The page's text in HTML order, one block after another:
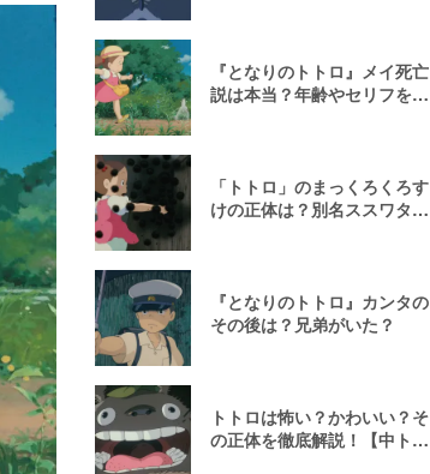
『となりのトトロ』メイ死亡
説は本当？年齢やセリフを深
「トトロ」のまっくろくろす
けの正体は？別名ススワタリ
『となりのトトロ』カンタの
その後は？兄弟がいた？
トトロは怖い？かわいい？そ
の正体を徹底解説！【中トト